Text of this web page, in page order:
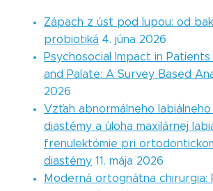
Zápach z úst pod lupou: od
probiotiká 4. júna 2026
Psychosocial Impact in
and Palate: A Survey Based
2026
Vzťah abnormálneho
diastémy a úloha maxilárnej
frenulektómie pri
diastémy 11. mája 2026
Moderná ortognátna chirurgia: